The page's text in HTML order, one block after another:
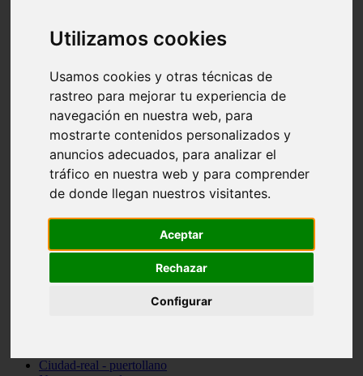
Utilizamos cookies
Usamos cookies y otras técnicas de
rastreo para mejorar tu experiencia de
navegación en nuestra web, para
mostrarte contenidos personalizados y
anuncios adecuados, para analizar el
tráfico en nuestra web y para comprender
de donde llegan nuestros visitantes.
Aceptar
Rechazar
Configurar
Valencia - chiva
Murcia - calasparra
Valencia - sagunt
Asturias - ribadesella
Castellón - benicàssim
Alicante - el-campello
Cádiz - rota
Madrid - las-rozas-de-madrid
Ciudad-real - ciudad-real
Madrid - tres-cantos
Las-palmas - yaiza
Alicante - elx
Ciudad-real - puertollano